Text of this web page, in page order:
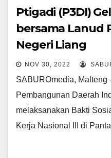
Ptigadi (P3DI)
bersama Lanud
Negeri Liang
NOV 30, 2022
SABUROmedia, Malteng
Pembangunan Daerah
melaksanakan Bakti
Kerja Nasional III di